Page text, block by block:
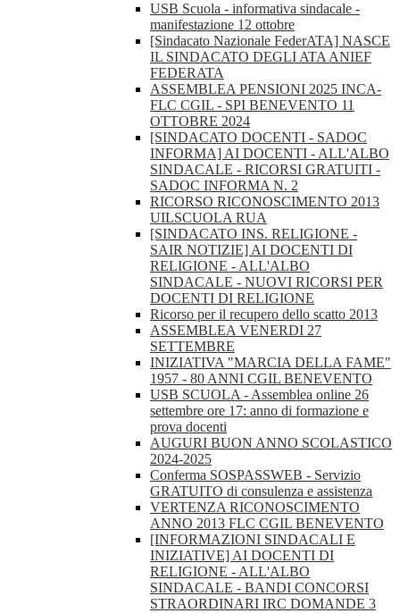
USB Scuola - informativa sindacale -
manifestazione 12 ottobre
[Sindacato Nazionale FederATA] NASCE
IL SINDACATO DEGLI ATA ANIEF
FEDERATA
ASSEMBLEA PENSIONI 2025 INCA-
FLC CGIL - SPI BENEVENTO 11
OTTOBRE 2024
[SINDACATO DOCENTI - SADOC
INFORMA] AI DOCENTI - ALL'ALBO
SINDACALE - RICORSI GRATUITI -
SADOC INFORMA N. 2
RICORSO RICONOSCIMENTO 2013
UILSCUOLA RUA
[SINDACATO INS. RELIGIONE -
SAIR NOTIZIE] AI DOCENTI DI
RELIGIONE - ALL'ALBO
SINDACALE - NUOVI RICORSI PER
DOCENTI DI RELIGIONE
Ricorso per il recupero dello scatto 2013
ASSEMBLEA VENERDI 27
SETTEMBRE
INIZIATIVA "MARCIA DELLA FAME"
1957 - 80 ANNI CGIL BENEVENTO
USB SCUOLA - Assemblea online 26
settembre ore 17: anno di formazione e
prova docenti
AUGURI BUON ANNO SCOLASTICO
2024-2025
Conferma SOSPASSWEB - Servizio
GRATUITO di consulenza e assistenza
VERTENZA RICONOSCIMENTO
ANNO 2013 FLC CGIL BENEVENTO
[INFORMAZIONI SINDACALI E
INIZIATIVE] AI DOCENTI DI
RELIGIONE - ALL'ALBO
SINDACALE - BANDI CONCORSI
STRAORDINARI IRC DOMANDE 3